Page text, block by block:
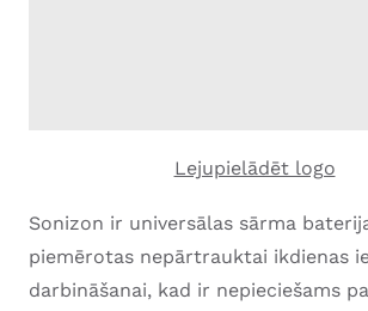
Lejupielādēt logo
Sonizon ir universālas sārma
piemērotas nepārtrauktai ikdienas
darbināšanai, kad ir nepieciešams